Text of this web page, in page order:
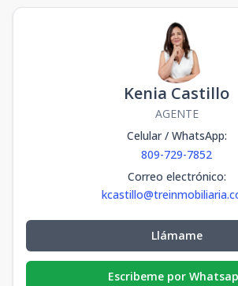
Kenia Castillo
AGENTE
Celular / WhatsApp:
809-729-7852
Correo electrónico:
Llámame
Escribeme por